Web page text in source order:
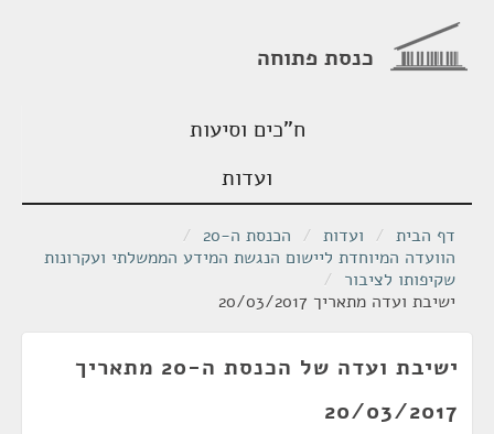
כנסת פתוחה
ח"כים וסיעות
ועדות
דף הבית / ועדות / הכנסת ה-20
/
הוועדה המיוחדת ליישום הנגשת המידע הממשלתי ועקרונות
שקיפותו לציבור /
ישיבת ועדה מתאריך 20/03/2017
ישיבת ועדה של הכנסת ה-20 מתאריך
20/03/2017